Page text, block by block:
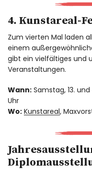
4. Kunstareal-
Zum vierten Mal laden
einem
gibt ein vielfältiges und
Veranstaltungen.
Wann: Samstag, 13. und
Uhr
Wo: Kunstareal,